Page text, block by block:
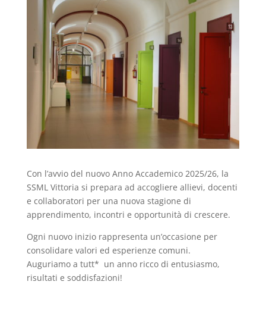
Con l’avvio del nuovo Anno Accademico 2025/26, la
SSML Vittoria si prepara ad accogliere allievi, docenti
e collaboratori per una nuova stagione di
apprendimento, incontri e opportunità di crescere.
Ogni nuovo inizio rappresenta un’occasione per
consolidare valori ed esperienze comuni.
Auguriamo a tutt* un anno ricco di entusiasmo,
risultati e soddisfazioni!